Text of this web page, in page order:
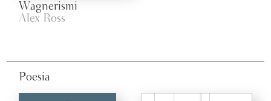
Wagnerismi
Alex Ross
Poesia